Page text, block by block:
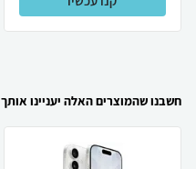
חשבנו שהמוצרים האלה יעניינו אותך